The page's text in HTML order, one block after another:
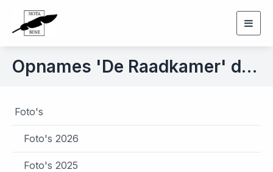
Opnames 'De Raadkamer' d.d. 5 april 2018
Foto's
Foto's 2026
Foto's 2025